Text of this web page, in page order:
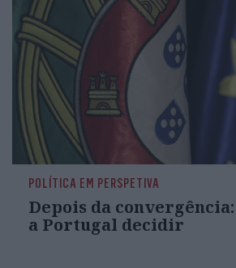
POLÍTICA EM PERSPETIVA
Depois da
a Portugal decidir